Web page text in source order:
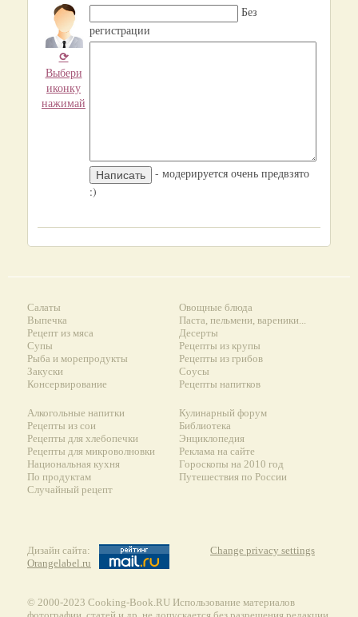
⟳
Выбери
иконку
нажимай
Без
регистрации
- модерируется очень предвзято
:)
Салаты
Выпечка
Рецепт из мяса
Супы
Рыба и морепродукты
Закуски
Консервирование
Овощные блюда
Паста, пельмени, вареники...
Десерты
Рецепты из крупы
Рецепты из грибов
Соусы
Рецепты напитков
Алкогольные напитки
Рецепты из сои
Рецепты для хлебопечки
Рецепты для микроволновки
Национальная кухня
По продуктам
Случайный рецепт
Кулинарный форум
Библиотека
Энциклопедия
Реклама на сайте
Гороскопы на 2010 год
Путешествия по России
Дизайн сайта:
Orangelabel.ru
Change privacy settings
© 2000-2023 Сooking-Book.RU Использование материалов